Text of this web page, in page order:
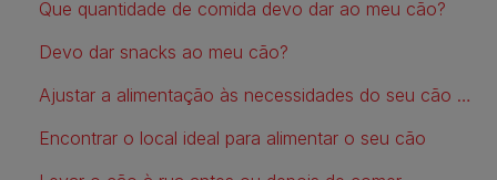
Que quantidade de comida devo dar ao meu cão?
Devo dar snacks ao meu cão?
Ajustar a alimentação às necessidades do seu cão adulto
Encontrar o local ideal para alimentar o seu cão